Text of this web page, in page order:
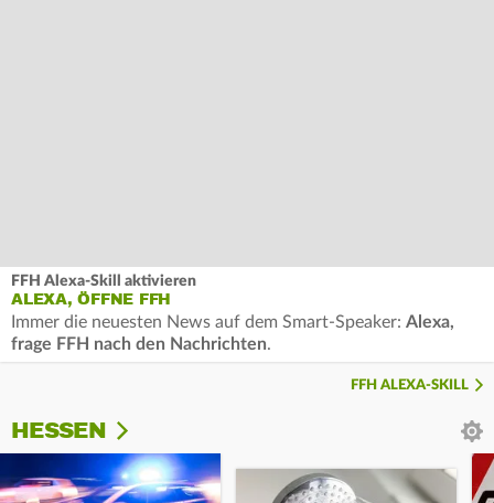
FFH Alexa-Skill aktivieren
ALEXA, ÖFFNE FFH
Immer die neuesten News auf dem Smart-Speaker: Alexa,
frage FFH nach den Nachrichten.
FFH ALEXA-SKILL
HESSEN